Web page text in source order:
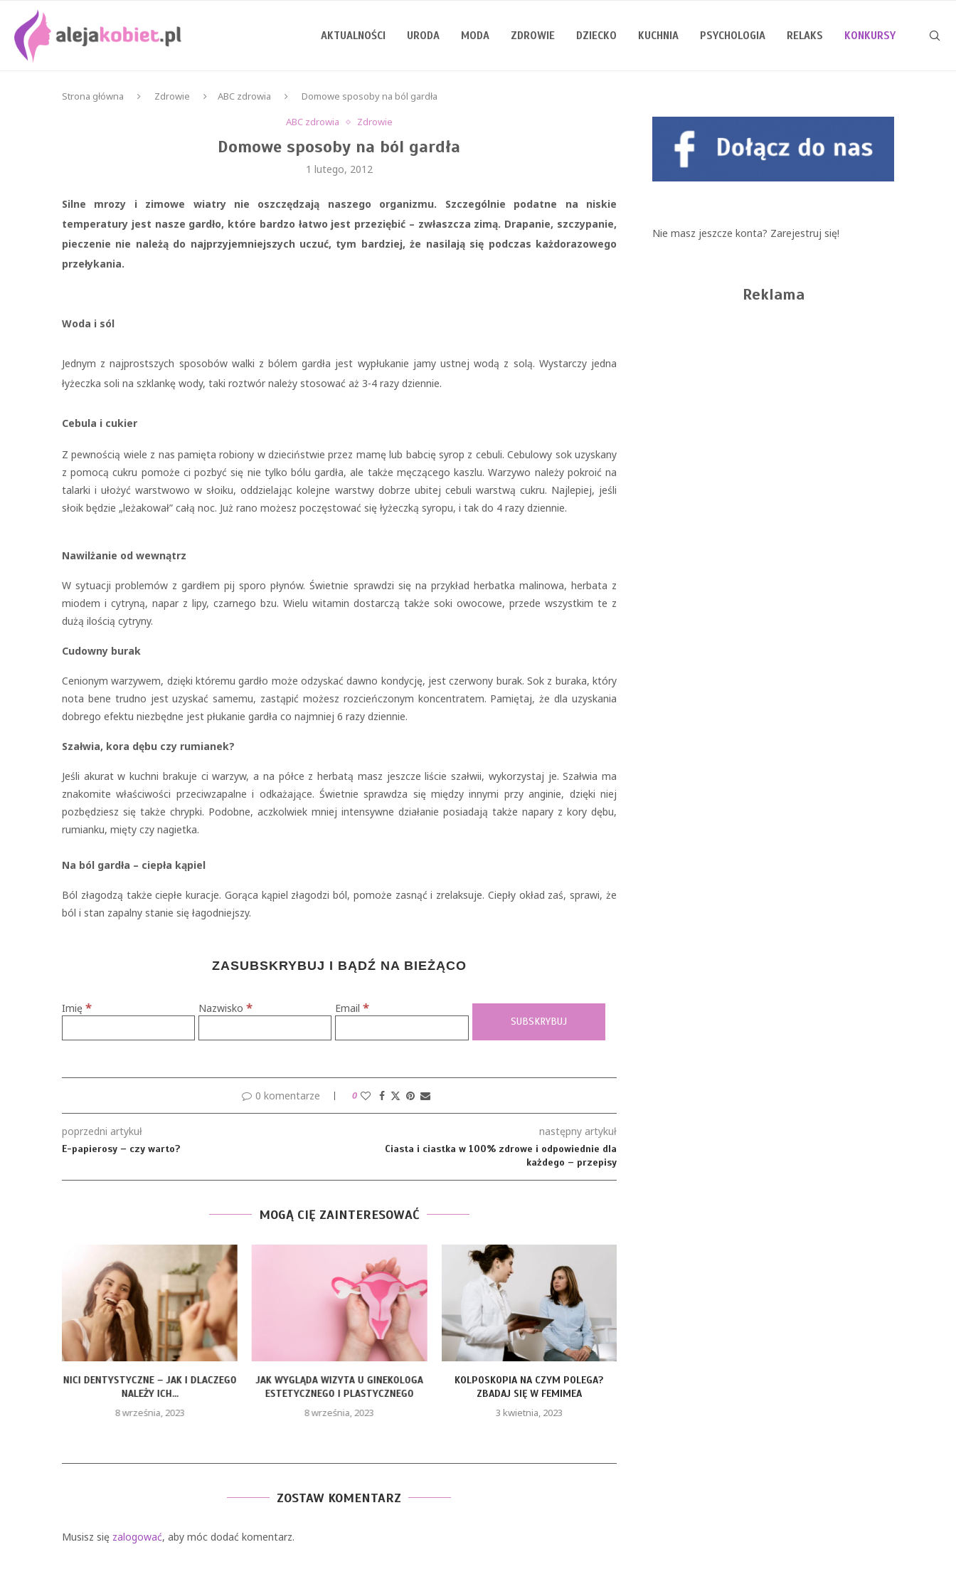
AKTUALNOŚCI URODA MODA ZDROWIE DZIECKO KUCHNIA PSYCHOLOGIA RELAKS KONKURSY
Strona główna Zdrowie ABC zdrowia
Domowe sposoby na ból gardła
ABC zdrowia
Zdrowie
Domowe sposoby na ból gardła
1 lutego, 2012
Silne mrozy i zimowe wiatry nie oszczędzają naszego organizmu. Szczególnie podatne na niskie
temperatury jest nasze gardło, które bardzo łatwo jest przeziębić – zwłaszcza zimą. Drapanie, szczypanie,
pieczenie nie należą do najprzyjemniejszych uczuć, tym bardziej, że nasilają się podczas każdorazowego
przełykania.
Woda i sól
Jednym z najprostszych sposobów walki z bólem gardła jest wypłukanie jamy ustnej wodą z solą. Wystarczy jedna
łyżeczka soli na szklankę wody, taki roztwór należy stosować aż 3-4 razy dziennie.
Cebula i cukier
Z pewnością wiele z nas pamięta robiony w dzieciństwie przez mamę lub babcię syrop z cebuli. Cebulowy sok uzyskany
z pomocą cukru pomoże ci pozbyć się nie tylko bólu gardła, ale także męczącego kaszlu. Warzywo należy pokroić na
talarki i ułożyć warstwowo w słoiku, oddzielając kolejne warstwy dobrze ubitej cebuli warstwą cukru. Najlepiej, jeśli
słoik będzie „leżakował” całą noc. Już rano możesz poczęstować się łyżeczką syropu, i tak do 4 razy dziennie.
Nawilżanie od wewnątrz
W sytuacji problemów z gardłem pij sporo płynów. Świetnie sprawdzi się na przykład herbatka malinowa, herbata z
miodem i cytryną, napar z lipy, czarnego bzu. Wielu witamin dostarczą także soki owocowe, przede wszystkim te z
dużą ilością cytryny.
Cudowny burak
Cenionym warzywem, dzięki któremu gardło może odzyskać dawno kondycję, jest czerwony burak. Sok z buraka, który
nota bene trudno jest uzyskać samemu, zastąpić możesz rozcieńczonym koncentratem. Pamiętaj, że dla uzyskania
dobrego efektu niezbędne jest płukanie gardła co najmniej 6 razy dziennie.
Szałwia, kora dębu czy rumianek?
Jeśli akurat w kuchni brakuje ci warzyw, a na półce z herbatą masz jeszcze liście szałwii, wykorzystaj je. Szałwia ma
znakomite właściwości przeciwzapalne i odkażające. Świetnie sprawdza się między innymi przy anginie, dzięki niej
pozbędziesz się także chrypki. Podobne, aczkolwiek mniej intensywne działanie posiadają także napary z kory dębu,
rumianku, mięty czy nagietka.
Na ból gardła – ciepła kąpiel
Ból złagodzą także ciepłe kuracje. Gorąca kąpiel złagodzi ból, pomoże zasnąć i zrelaksuje. Ciepły okład zaś, sprawi, że
ból i stan zapalny stanie się łagodniejszy.
ZASUBSKRYBUJ I BĄDŹ NA BIEŻĄCO
Imię * Nazwisko* Email*
0 komentarze 0
poprzedni artykuł
E-papierosy – czy warto?
następny artykuł
Ciasta i ciastka w 100% zdrowe i odpowiednie dla
każdego – przepisy
MOGĄ CIĘ ZAINTERESOWAĆ
NICI DENTYSTYCZNE – JAK I DLACZEGO
NALEŻY ICH...
8 września, 2023
JAK WYGLĄDA WIZYTA U GINEKOLOGA
ESTETYCZNEGO I PLASTYCZNEGO
8 września, 2023
KOLPOSKOPIA NA CZYM POLEGA?
ZBADAJ SIĘ W FEMIMEA
3 kwietnia, 2023
ZOSTAW KOMENTARZ
Musisz się zalogować, aby móc dodać komentarz.
Nie masz jeszcze konta? Zarejestruj się!
Reklama